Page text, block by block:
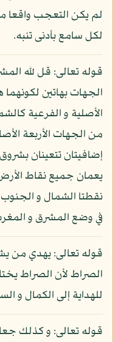
لم يكن التعجب واقعا
لكل سامع بأدنى تنبه.
قوله تعالى: قل لله
الجهات بهاتين
الأصلية و الفرعية
من الجهات الأربعة
إضافيتان تتعينان
يعمان جميع نقاط
نقطتا الشمال و
في وضع المشرق و
قوله تعالى: يهدي من
الصراط لأن الصراط
للهداية إلى الكمال و
قوله تعالى: و كذلك